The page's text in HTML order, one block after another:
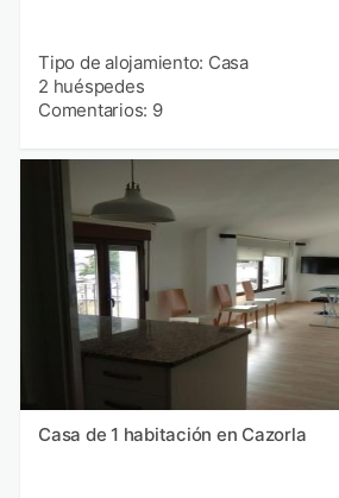
Tipo de alojamiento: Casa
2 huéspedes
Comentarios: 9
Casa de 1 habitación en Cazorla